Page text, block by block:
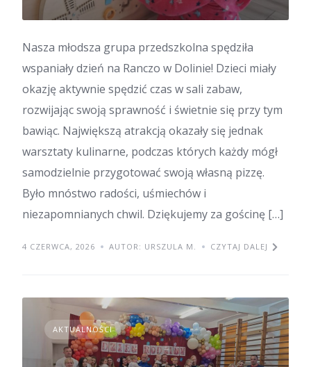
Nasza młodsza grupa przedszkolna spędziła
wspaniały dzień na Ranczo w Dolinie! Dzieci miały
okazję aktywnie spędzić czas w sali zabaw,
rozwijając swoją sprawność i świetnie się przy tym
bawiąc. Największą atrakcją okazały się jednak
warsztaty kulinarne, podczas których każdy mógł
samodzielnie przygotować swoją własną pizzę.
Było mnóstwo radości, uśmiechów i
niezapomnianych chwil. Dziękujemy za gościnę […]
4 CZERWCA, 2026 AUTOR: URSZULA M. CZYTAJ DALEJ
AKTUALNOŚCI